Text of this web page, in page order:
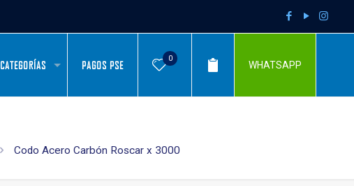
CATEGORÍAS PAGOS PSE
0
WHATSAPP
Codo Acero Carbón Roscar x 3000